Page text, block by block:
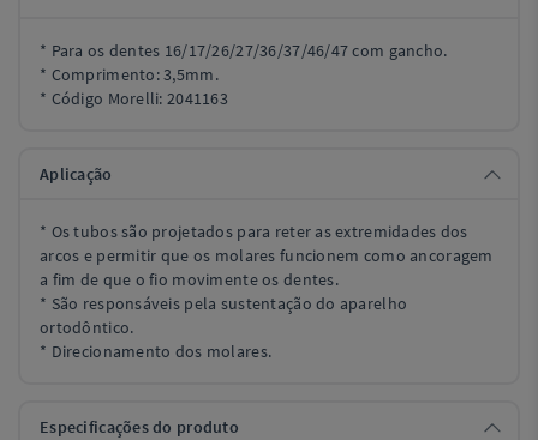
* Para os dentes 16/17/26/27/36/37/46/47 com gancho.
* Comprimento: 3,5mm.
* Código Morelli: 2041163
Aplicação
* Os tubos são projetados para reter as extremidades dos
arcos e permitir que os molares funcionem como ancoragem
a fim de que o fio movimente os dentes.
* São responsáveis pela sustentação do aparelho
ortodôntico.
* Direcionamento dos molares.
Especificações do produto